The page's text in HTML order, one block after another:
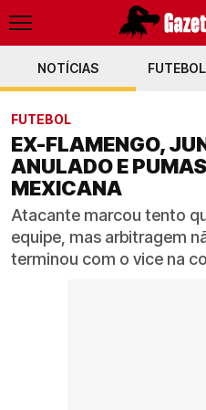
NOTÍCIAS
FUTEBOL
EX-FLAMENGO,
ANULADO E
MEXICANA
Atacante marcou tento
equipe, mas arbitragem
terminou com o vice na